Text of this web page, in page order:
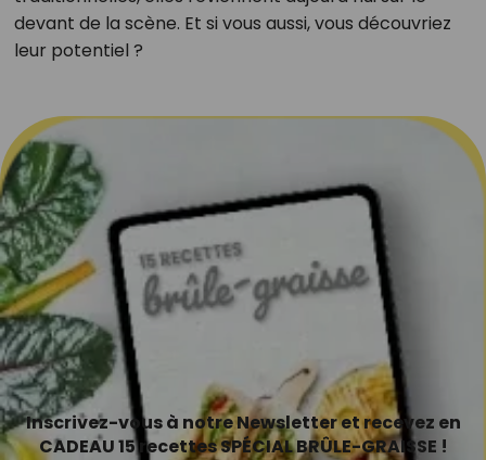
devant de la scène. Et si vous aussi, vous découvriez
leur potentiel ?
Inscrivez-vous à notre Newsletter et recevez en
CADEAU 15 recettes SPÉCIAL BRÛLE-GRAISSE !